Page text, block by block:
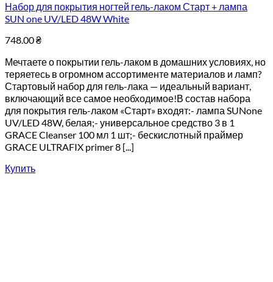
Набор для покрытия ногтей гель-лаком Старт + лампа
SUN one UV/LED 48W White
748.00₴
Мечтаете о покрытии гель-лаком в домашних условиях, но
теряетесь в огромном ассортименте материалов и ламп?
Стартовый набор для гель-лака — идеальный вариант,
включающий все самое необходимое!В состав набора
для покрытия гель-лаком «Старт» входят:- лампа SUNone
UV/LED 48W, белая;- универсальное средство 3 в 1
GRACE Cleanser 100 мл 1 шт;- бескислотный праймер
GRACE ULTRAFIX primer 8 [...]
Купить